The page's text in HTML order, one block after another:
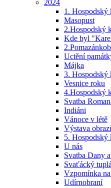
2024
1. Hospodský
Masopust
2.Hospodský
Kde byl
Uctění
Májka
3. Hospodský
Vesnice roku
4.Hospodský
Svatba
Indiáni
Vánoce v létě
Výstava
5. Hospodský
U nás
Svatba Dany
Svaťácký
Vzpomínka
Udírnobraní